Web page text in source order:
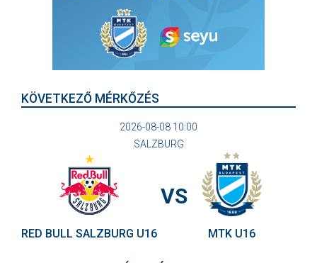
KÖVETKEZŐ MÉRKŐZÉS
2026-08-08 10:00
SALZBURG
RED BULL SALZBURG U16
VS
MTK U16